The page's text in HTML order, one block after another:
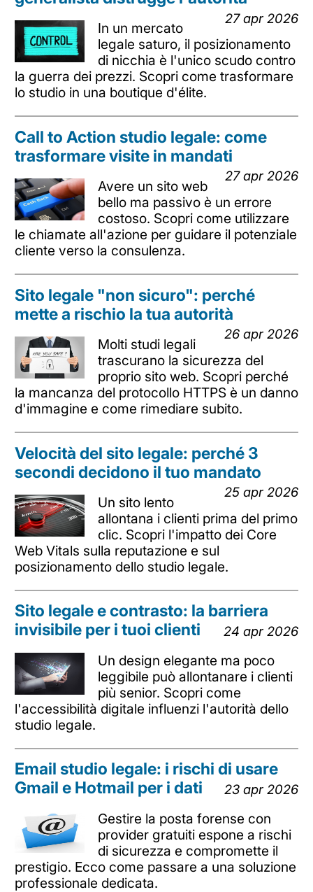
27 apr 2026
In un mercato
legale saturo, il posizionamento
di nicchia è l'unico scudo contro
la guerra dei prezzi. Scopri come trasformare
lo studio in una boutique d'élite.
Call to Action studio legale: come
trasformare visite in mandati
27 apr 2026
Avere un sito web
bello ma passivo è un errore
costoso. Scopri come utilizzare
le chiamate all'azione per guidare il potenziale
cliente verso la consulenza.
Sito legale "non sicuro": perché
mette a rischio la tua autorità
26 apr 2026
Molti studi legali
trascurano la sicurezza del
proprio sito web. Scopri perché
la mancanza del protocollo HTTPS è un danno
d'immagine e come rimediare subito.
Velocità del sito legale: perché 3
secondi decidono il tuo mandato
25 apr 2026
Un sito lento
allontana i clienti prima del primo
clic. Scopri l'impatto dei Core
Web Vitals sulla reputazione e sul
posizionamento dello studio legale.
Sito legale e contrasto: la barriera
invisibile per i tuoi clienti
24 apr 2026
Un design elegante ma poco
leggibile può allontanare i clienti
più senior. Scopri come
l'accessibilità digitale influenzi l'autorità dello
studio legale.
Email studio legale: i rischi di usare
Gmail e Hotmail per i dati
23 apr 2026
Gestire la posta forense con
provider gratuiti espone a rischi
di sicurezza e compromette il
prestigio. Ecco come passare a una soluzione
professionale dedicata.